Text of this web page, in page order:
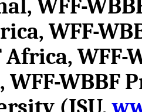
WFF-
WFF-
Africa,
WFF-WBBF